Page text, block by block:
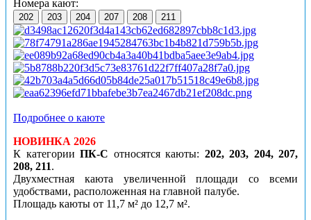
Номера кают:
202 203 204 207 208 211
Подробнее о каюте
НОВИНКА 2026
К категории ПК-С относятся каюты: 202, 203, 204, 207,
208, 211.
Двухместная каюта увеличенной площади со всеми
удобствами, расположенная на главной палубе.
Площадь каюты от 11,7 м² до 12,7 м².